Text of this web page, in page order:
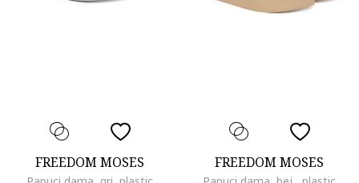
FREEDOM MOSES FREEDOM MOSES